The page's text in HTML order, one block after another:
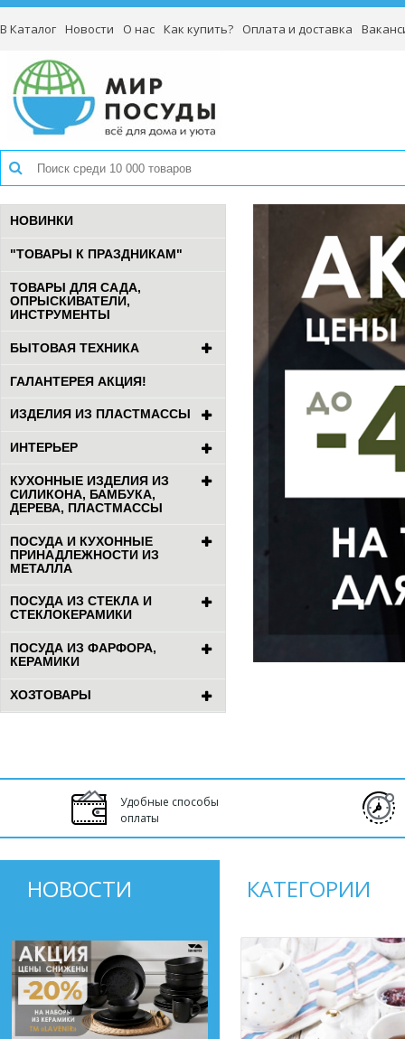
В Каталог Новости О нас Как купить? Оплата и доставка
НОВИНКИ
"ТОВАРЫ К ПРАЗДНИКАМ"
ТОВАРЫ ДЛЯ САДА,
ОПРЫСКИВАТЕЛИ,
ИНСТРУМЕНТЫ
БЫТОВАЯ ТЕХНИКА
ГАЛАНТЕРЕЯ АКЦИЯ!
ИЗДЕЛИЯ ИЗ ПЛАСТМАССЫ
ИНТЕРЬЕР
КУХОННЫЕ ИЗДЕЛИЯ ИЗ
СИЛИКОНА, БАМБУКА,
ДЕРЕВА, ПЛАСТМАССЫ
ПОСУДА И КУХОННЫЕ
ПРИНАДЛЕЖНОСТИ ИЗ
МЕТАЛЛА
ПОСУДА ИЗ СТЕКЛА И
СТЕКЛОКЕРАМИКИ
ПОСУДА ИЗ ФАРФОРА,
КЕРАМИКИ
ХОЗТОВАРЫ
Удобные способы
оплаты
НОВОСТИ КАТЕГОРИИ